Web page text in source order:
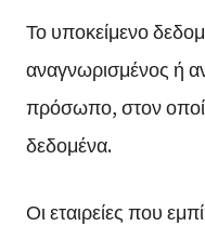
Το υποκείμενο
αναγνωρισμένος ή
πρόσωπο, στον
δεδομένα.
Οι εταιρείες που